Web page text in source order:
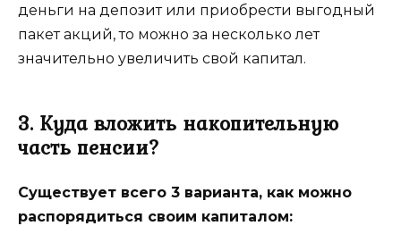
деньги на депозит или приобрести выгодный
пакет акций, то можно за несколько лет
значительно увеличить свой капитал.
3. Куда вложить накопительную
часть пенсии?
Существует всего 3 варианта, как можно
распорядиться своим капиталом: